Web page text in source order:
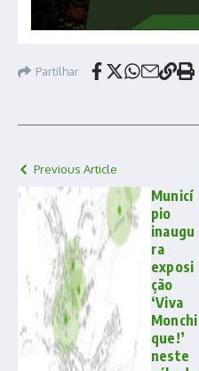
Partilhar
Previous Article
Municí
pio
inaugu
ra
exposi
ção
‘Viva
Monchi
que!’
neste